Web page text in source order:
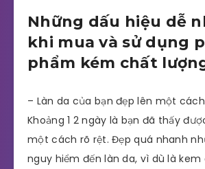
Những dấu hiệu dễ
khi mua và sử dụng
phẩm kém chất
– Làn da của bạn đẹp lên một
Khoảng 1 2 ngày là bạn đã thấy
một cách rõ rệt. Đẹp quá nhanh
nguy hiểm đến làn da, vì dù là kem